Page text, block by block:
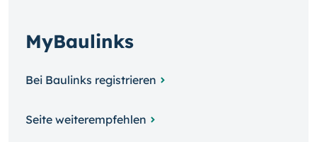
MyBaulinks
Bei Baulinks registrieren
Seite weiterempfehlen